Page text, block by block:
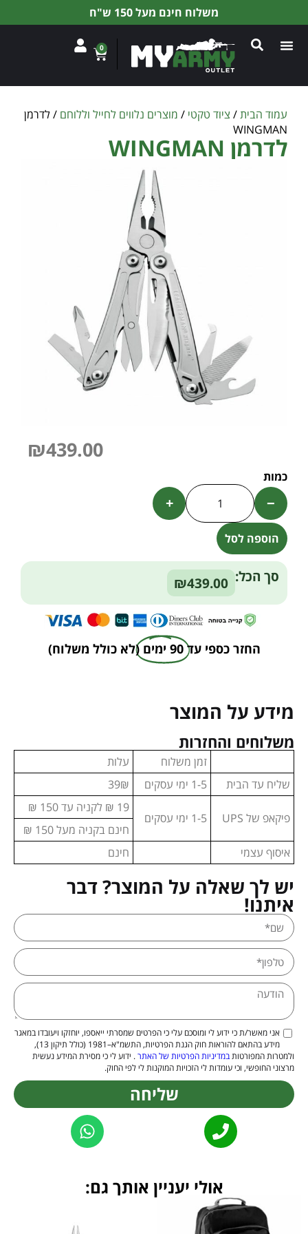
משלוח חינם מעל 150 ש"ח
0
עמוד הבית/ ציוד טקטי / מוצרים נלווים לחייל וללוחם / לדרמן
WINGMAN
לדרמן WINGMAN
₪439.00
−
+
הוספה לסל
Alternative:
סך הכל: ₪439.00
החזר כספי עד 90 ימים (לא כולל משלוח)
מידע על המוצר
משלוחים והחזרות
זמן משלוח
עלות
שליח עד הבית
1-5 ימי עסקים 39₪
פיקאפ של UPS 1-5 ימי עסקים
19 ₪ לקניה עד 150 ₪
חינם בקניה מעל 150 ₪
איסוף עצמי
חינם
יש לך שאלה על המוצר? דבר
איתנו!
אני מאשר/ת כי ידוע לי ומוסכם עלי כי הפרטים שמסרתי ייאספו, יוחזקו ויעובדו במאגר
מידע בהתאם להוראות חוק הגנת הפרטיות, התשמ"א–1981 (כולל תיקון 13),
ולמטרות המפורטותבמדיניות הפרטיות של האתר. ידוע לי כי מסירת המידע נעשית
מרצוני החופשי, וכי עומדות לי הזכויות המוקנות לי לפי החוק.
שליחה
אולי יעניין אותך גם: